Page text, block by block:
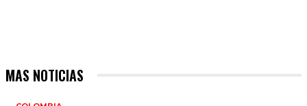
MAS NOTICIAS